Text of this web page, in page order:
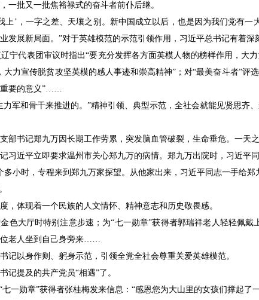
一批又一批焦裕禄式的奋斗者前仆后继。
上’，一字之差、天壤之别。新中国成立以后，也是因为我们党有
发展新局面。”对于英雄模范的示范引领作用，习近平总书记有着深
宁代表团审议时指出“要充分发挥各方面英模人物的榜样作用，大
力宣传脱贫攻坚英模的感人事迹和崇高精神”；对“最美奋斗者”评
重要的意义”……
军和骨干来推进的。”精神引领、典型示范，全社会就能见贤思齐、
部书记郑九万因长期工作劳累，突发脑血管破裂，生命垂危。一天
习近平立即要求温州市关心郑九万的病情。郑九万出院时，习近平
小时，专程来到郑九万家探望。从他家出来，习近平同志一手给郑
，体现着一个民族的人文情怀、精神意志和历史敬畏感。
色大厅时特别注意步速；为“七一勋章”获得者郭瑞祥老人轻轻佩
位老人坐到自己身旁来……
记以身作则、躬身示范，引领全党全社会尊重关爱英雄模范。
记提及的共产党员“相遇”了。
一勋章”获得者张桂梅发来信息：“感恩您为大山里的女孩们撑起了